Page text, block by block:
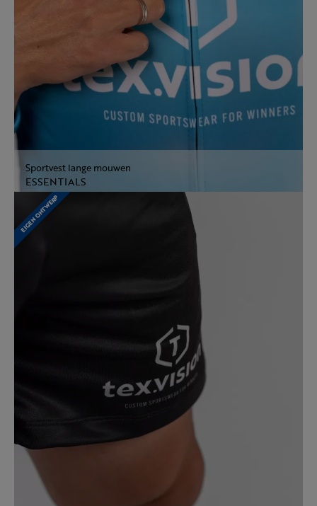
Sportvest lange mouwen
ESSENTIALS
EIGEN ONTWERP